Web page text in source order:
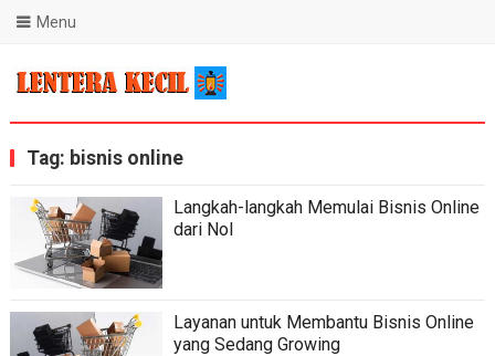
Blog Lentera Kecil
Menu
Tag: bisnis online
Langkah-langkah Memulai Bisnis Online
dari Nol
Layanan untuk Membantu Bisnis Online
yang Sedang Growing